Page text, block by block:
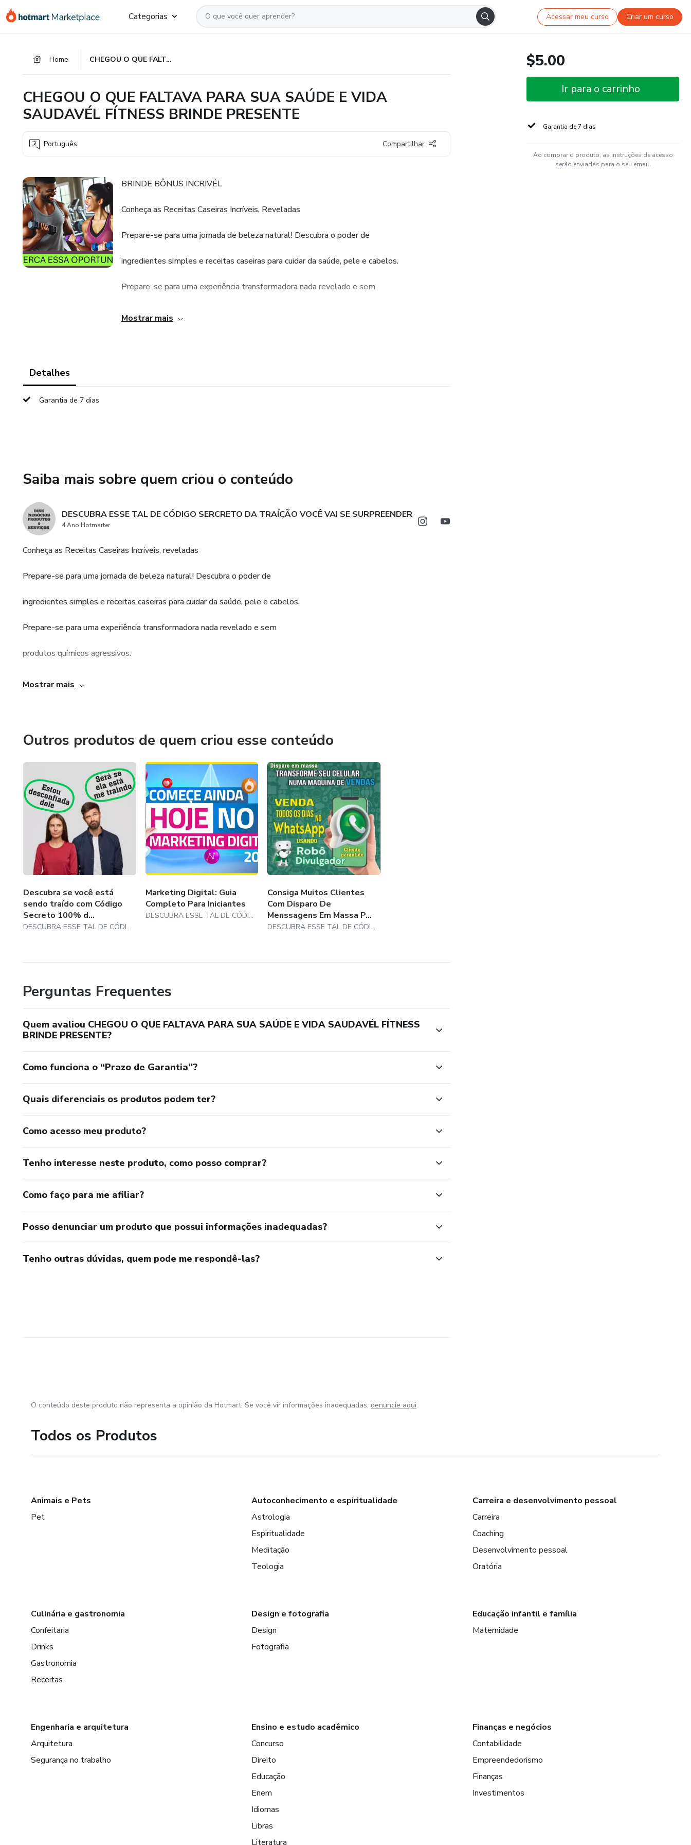
para
para
para
Categorias Acessar meu curso Criar um curso
Home CHEGOU O QUE FALTAVA PARA SUA SAÚDE E VIDA SAUDAVÉL FÍTNESS BRINDE PRESENTE
CHEGOU O QUE FALTAVA PARA SUA SAÚDE E VIDA
SAUDAVÉL FÍTNESS BRINDE PRESENTE
Português Compartilhar
BRINDE BÔNUS INCRIVÉL
Conheça as Receitas Caseiras Incríveis, Reveladas
Prepare-se para uma jornada de beleza natural! Descubra o poder de
ingredientes simples e receitas caseiras para cuidar da saúde, pele e cabelos.
Prepare-se para uma experiência transformadora nada revelado e sem
produtos químicos agressivos.
OITAVO DIA VOU LIBERAR E ENSINAR COMO TER SEU PRÓPRIO
E OUTROS
Mostrar mais
Detalhes
Garantia de 7 dias
Saiba mais sobre quem criou o conteúdo
DESCUBRA ESSE TAL DE CÓDIGO SERCRETO DA TRAÍÇÃO VOCÊ VAI SE SURPREENDER
4 Ano Hotmarter
Conheça as Receitas Caseiras Incríveis, reveladas
Prepare-se para uma jornada de beleza natural! Descubra o poder de
ingredientes simples e receitas caseiras para cuidar da saúde, pele e cabelos.
Prepare-se para uma experiência transformadora nada revelado e sem
produtos químicos agressivos.
PRESENTE BÔNUS
CONTRATAR NENHUMA EMPRESA ESPECIALIZADA APENAS USANDO
SEU APARELHO CELULAR PARA VER TUDO QUE ACONTECE EM TEMPO
REAL COM SEUS FILHOS, NETOS IDOSOS, RESIDÊNCIA, LOJA, ANIMAIS
E OUTROS.
Mostrar mais
Outros produtos de quem criou esse conteúdo
Descubra se você está
sendo traído com Código
Secreto 100% d...
DESCUBRA ESSE TAL DE CÓDIGO SERCRETO DA TRAÍÇÃO VOCÊ VAI SE SURPREENDER
Marketing Digital: Guia
Completo Para Iniciantes
DESCUBRA ESSE TAL DE CÓDIGO SERCRETO DA TRAÍÇÃO VOCÊ VAI SE SURPREENDER
Consiga Muitos Clientes
Com Disparo De
Menssagens Em Massa P...
DESCUBRA ESSE TAL DE CÓDIGO SERCRETO DA TRAÍÇÃO VOCÊ VAI SE SURPREENDER
Perguntas Frequentes
Quem avaliou CHEGOU O QUE FALTAVA PARA SUA SAÚDE E VIDA SAUDAVÉL FÍTNESS
BRINDE PRESENTE?
Como funciona o “Prazo de Garantia”?
Quais diferenciais os produtos podem ter?
Como acesso meu produto?
Tenho interesse neste produto, como posso comprar?
Como faço para me afiliar?
Posso denunciar um produto que possui informações inadequadas?
Tenho outras dúvidas, quem pode me respondê-las?
$5.00
Ir para o carrinho
Garantia de 7 dias
Ao comprar o produto, as instruções de acesso
serão enviadas para o seu email.
O conteúdo deste produto não representa a opinião da Hotmart. Se você vir informações inadequadas, denuncie aqui
Todos os Produtos
Animais e Pets
Pet
Autoconhecimento e espiritualidade
Astrologia
Espiritualidade
Meditação
Teologia
Carreira e desenvolvimento pessoal
Carreira
Coaching
Desenvolvimento pessoal
Oratória
Culinária e gastronomia
Confeitaria
Drinks
Gastronomia
Receitas
Design e fotografia
Design
Fotografia
Educação infantil e família
Maternidade
Engenharia e arquitetura
Arquitetura
Segurança no trabalho
Ensino e estudo acadêmico
Concurso
Direito
Educação
Enem
Idiomas
Libras
Literatura
Finanças e negócios
Contabilidade
Empreendedorismo
Finanças
Investimentos